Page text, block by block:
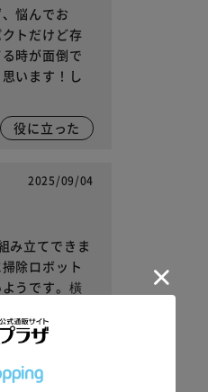
悩んでお
トだけど存
時が面倒で
います！し
役に立った
2025/09/04
み立てできま
除ロボット
うです。橫
役に立った